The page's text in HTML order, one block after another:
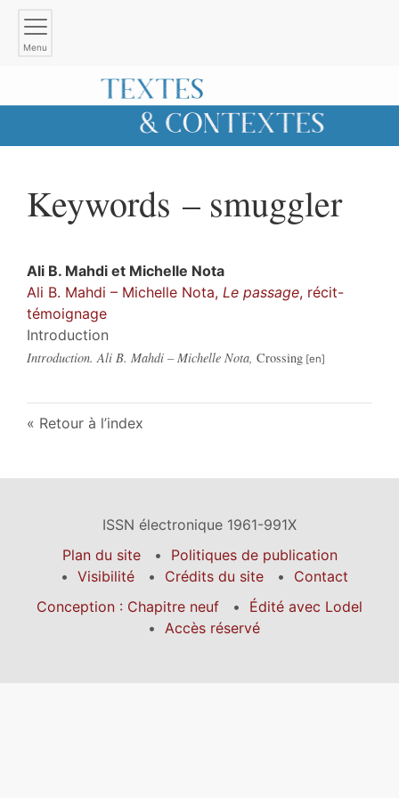
Menu
Keywords – smuggler
Ali B. Mahdi et Michelle Nota
Ali B. Mahdi – Michelle Nota, Le passage, récit-
témoignage
Introduction
Introduction. Ali B. Mahdi – Michelle Nota, Crossing
Retour à l’index
ISSN électronique 1961-991X
Plan du site
Politiques de publication
Visibilité
Crédits du site
Contact
Conception : Chapitre neuf
Édité avec Lodel
Accès réservé